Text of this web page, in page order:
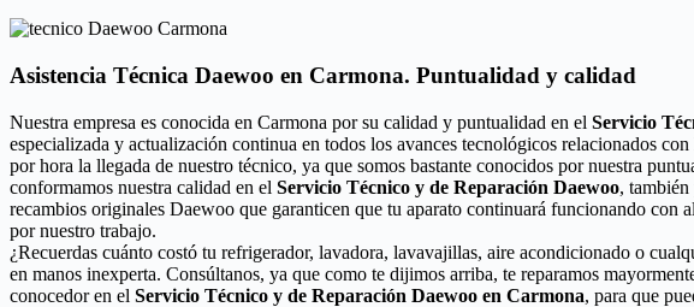
Asistencia Técnica Daewoo en Carmona. Puntualidad y calidad
Nuestra empresa es conocida en Carmona por su calidad y puntualidad en el Servicio
especializada y actualización continua en todos los avances tecnológicos relacionados
por hora la llegada de nuestro técnico, ya que somos bastante conocidos por nuestra
conformamos nuestra calidad en el Servicio Técnico y de Reparación Daewoo,
recambios originales Daewoo que garanticen que tu aparato continuará funcionando
por nuestro trabajo.
¿Recuerdas cuánto costó tu refrigerador, lavadora, lavavajillas, aire acondicionado o
en manos inexperta. Consúltanos, ya que como te dijimos arriba, te reparamos
conocedor en el Servicio Técnico y de Reparación Daewoo en Carmona, para que